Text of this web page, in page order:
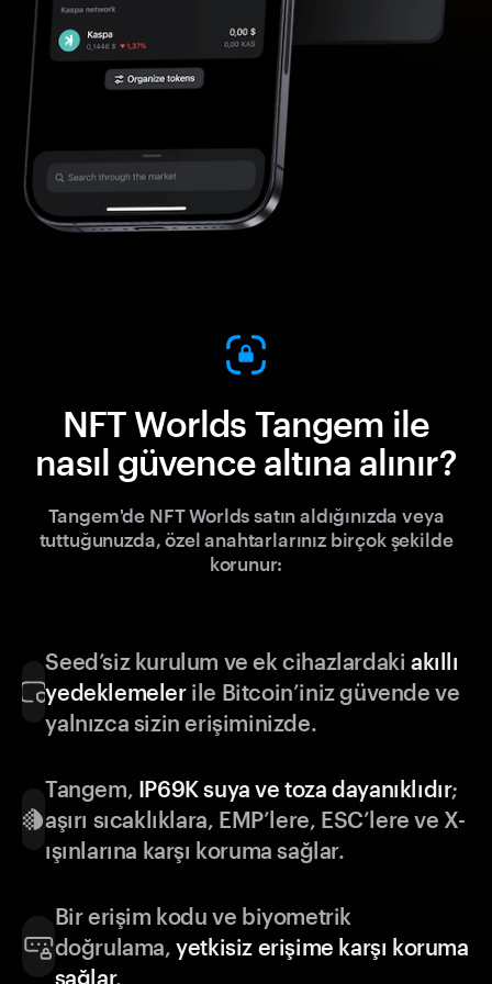
NFT Worlds Tangem ile
nasıl güvence altına alınır?
Tangem'de NFT Worlds satın aldığınızda veya
tuttuğunuzda, özel anahtarlarınız birçok şekilde
korunur:
Seed’siz kurulum ve ek cihazlardakiakıllı
yedeklemelerile Bitcoin’iniz güvende ve
yalnızca sizin erişiminizde.
Tangem, IP69K suya ve toza dayanıklıdır;
aşırı sıcaklıklara, EMP’lere, ESC’lere ve X-
ışınlarına karşı koruma sağlar.
Bir erişim kodu ve biyometrik
doğrulama,yetkisiz erişime karşı koruma
sağlar.